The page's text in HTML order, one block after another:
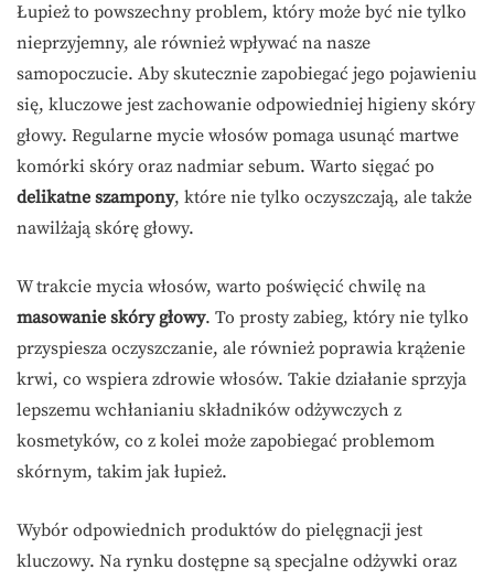
Łupież to powszechny problem, który może być nie tylko
nieprzyjemny, ale również wpływać na nasze
samopoczucie. Aby skutecznie zapobiegać jego pojawieniu
się, kluczowe jest zachowanie odpowiedniej higieny skóry
głowy. Regularne mycie włosów pomaga usunąć martwe
komórki skóry oraz nadmiar sebum. Warto sięgać po
delikatne szampony, które nie tylko oczyszczają, ale także
nawilżają skórę głowy.
W trakcie mycia włosów, warto poświęcić chwilę na
masowanie skóry głowy. To prosty zabieg, który nie tylko
przyspiesza oczyszczanie, ale również poprawia krążenie
krwi, co wspiera zdrowie włosów. Takie działanie sprzyja
lepszemu wchłanianiu składników odżywczych z
kosmetyków, co z kolei może zapobiegać problemom
skórnym, takim jak łupież.
Wybór odpowiednich produktów do pielęgnacji jest
kluczowy. Na rynku dostępne są specjalne odżywki oraz